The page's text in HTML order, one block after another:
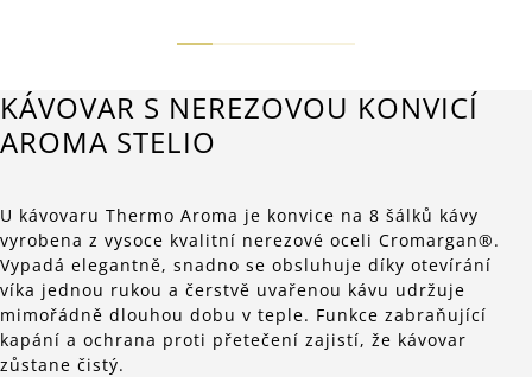
KÁVOVAR S NEREZOVOU KONVICÍ
AROMA STELIO
U kávovaru Thermo Aroma je konvice na 8 šálků kávy
vyrobena z vysoce kvalitní nerezové oceli Cromargan®.
Vypadá elegantně, snadno se obsluhuje díky otevírání
víka jednou rukou a čerstvě uvařenou kávu udržuje
mimořádně dlouhou dobu v teple. Funkce zabraňující
kapání a ochrana proti přetečení zajistí, že kávovar
zůstane čistý.